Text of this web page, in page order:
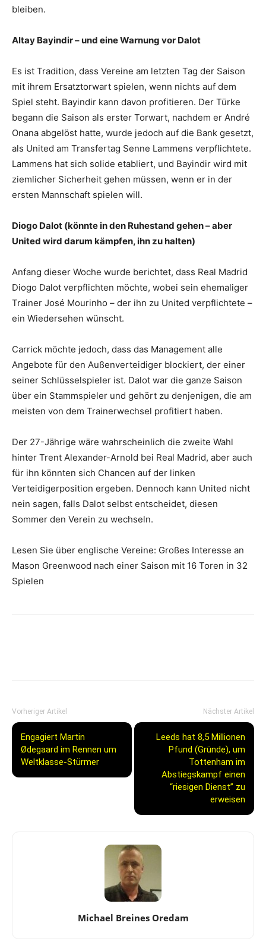
bleiben.
Altay Bayindir – und eine Warnung vor Dalot
Es ist Tradition, dass Vereine am letzten Tag der Saison
mit ihrem Ersatztorwart spielen, wenn nichts auf dem
Spiel steht. Bayindir kann davon profitieren. Der Türke
begann die Saison als erster Torwart, nachdem er André
Onana abgelöst hatte, wurde jedoch auf die Bank gesetzt,
als United am Transfertag Senne Lammens verpflichtete.
Lammens hat sich solide etabliert, und Bayindir wird mit
ziemlicher Sicherheit gehen müssen, wenn er in der
ersten Mannschaft spielen will.
Diogo Dalot (könnte in den Ruhestand gehen – aber
United wird darum kämpfen, ihn zu halten)
Anfang dieser Woche wurde berichtet, dass Real Madrid
Diogo Dalot verpflichten möchte, wobei sein ehemaliger
Trainer José Mourinho – der ihn zu United verpflichtete –
ein Wiedersehen wünscht.
Carrick möchte jedoch, dass das Management alle
Angebote für den Außenverteidiger blockiert, der einer
seiner Schlüsselspieler ist. Dalot war die ganze Saison
über ein Stammspieler und gehört zu denjenigen, die am
meisten von dem Trainerwechsel profitiert haben.
Der 27-Jährige wäre wahrscheinlich die zweite Wahl
hinter Trent Alexander-Arnold bei Real Madrid, aber auch
für ihn könnten sich Chancen auf der linken
Verteidigerposition ergeben. Dennoch kann United nicht
nein sagen, falls Dalot selbst entscheidet, diesen
Sommer den Verein zu wechseln.
Lesen Sie über englische Vereine: Großes Interesse an
Mason Greenwood nach einer Saison mit 16 Toren in 32
Spielen
Vorheriger Artikel
Engagiert Martin
Ødegaard im Rennen um
Weltklasse-Stürmer
Nächster Artikel
Leeds hat 8,5 Millionen
Pfund (Gründe), um
Tottenham im
Abstiegskampf einen
“riesigen Dienst” zu
erweisen
Michael Breines Oredam